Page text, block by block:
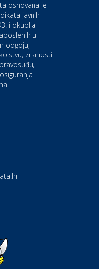
osnovana je
javnih
i okuplja
u
odgoju,
znanosti
i